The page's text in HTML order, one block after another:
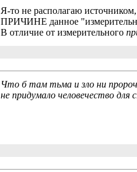
Я-то не располагаю
ПРИЧИНЕ данное
В отличие от измерительного
Что б там тьма и зло ни
не придумало человечество для